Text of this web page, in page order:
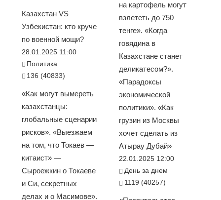
Казахстан VS
Узбекистан: кто круче
по военной мощи?
28.01.2025 11:00
Политика
136 (40833)
«Как могут вымереть
казахстанцы:
глобальные сценарии
рисков». «Выезжаем
на том, что Токаев —
китаист» —
Сыроежкин о Токаеве
и Си, секретных
делах и о Масимове».
на картофель могут
взлететь до 750
тенге». «Когда
говядина в
Казахстане станет
деликатесом?».
«Парадоксы
экономической
политики». «Как
грузин из Москвы
хочет сделать из
Атырау Дубай»
22.01.2025 12:00
День за днем
1119 (40257)